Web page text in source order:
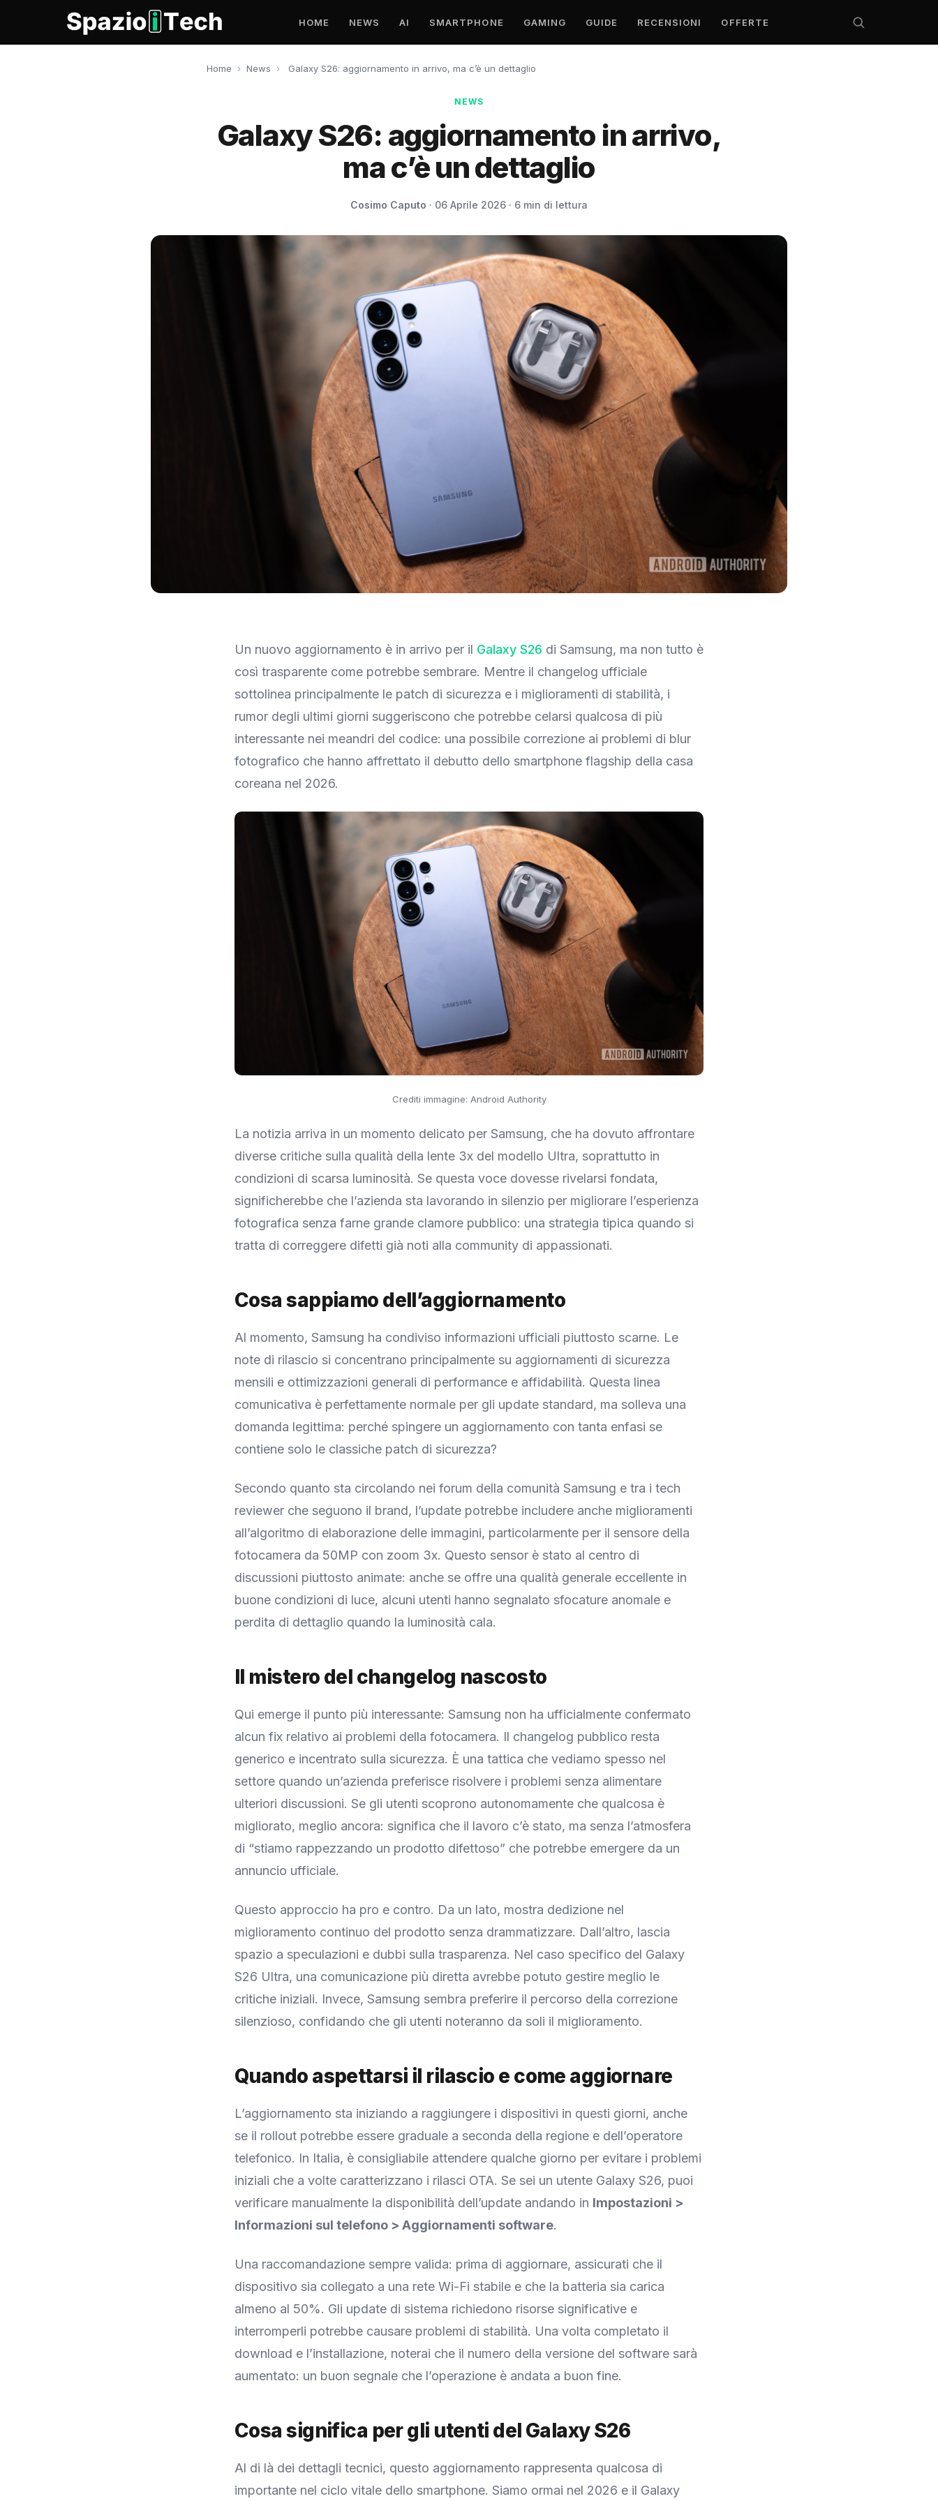
HOME NEWS AI SMARTPHONE GAMING GUIDE RECENSIONI OFFERTE
Home › News › Galaxy S26: aggiornamento in arrivo, ma c’è un dettaglio
NEWS
Galaxy S26: aggiornamento in arrivo,
ma c’è un dettaglio
Cosimo Caputo · 06 Aprile 2026 · 6 min di lettura
Un nuovo aggiornamento è in arrivo per il Galaxy S26 di Samsung, ma non tutto è
così trasparente come potrebbe sembrare. Mentre il changelog ufficiale
sottolinea principalmente le patch di sicurezza e i miglioramenti di stabilità, i
rumor degli ultimi giorni suggeriscono che potrebbe celarsi qualcosa di più
interessante nei meandri del codice: una possibile correzione ai problemi di blur
fotografico che hanno affrettato il debutto dello smartphone flagship della casa
coreana nel 2026.
Crediti immagine: Android Authority
La notizia arriva in un momento delicato per Samsung, che ha dovuto affrontare
diverse critiche sulla qualità della lente 3x del modello Ultra, soprattutto in
condizioni di scarsa luminosità. Se questa voce dovesse rivelarsi fondata,
significherebbe che l’azienda sta lavorando in silenzio per migliorare l’esperienza
fotografica senza farne grande clamore pubblico: una strategia tipica quando si
tratta di correggere difetti già noti alla community di appassionati.
Cosa sappiamo dell’aggiornamento
Al momento, Samsung ha condiviso informazioni ufficiali piuttosto scarne. Le
note di rilascio si concentrano principalmente su aggiornamenti di sicurezza
mensili e ottimizzazioni generali di performance e affidabilità. Questa linea
comunicativa è perfettamente normale per gli update standard, ma solleva una
domanda legittima: perché spingere un aggiornamento con tanta enfasi se
contiene solo le classiche patch di sicurezza?
Secondo quanto sta circolando nei forum della comunità Samsung e tra i tech
reviewer che seguono il brand, l’update potrebbe includere anche miglioramenti
all’algoritmo di elaborazione delle immagini, particolarmente per il sensore della
fotocamera da 50MP con zoom 3x. Questo sensor è stato al centro di
discussioni piuttosto animate: anche se offre una qualità generale eccellente in
buone condizioni di luce, alcuni utenti hanno segnalato sfocature anomale e
perdita di dettaglio quando la luminosità cala.
Il mistero del changelog nascosto
Qui emerge il punto più interessante: Samsung non ha ufficialmente confermato
alcun fix relativo ai problemi della fotocamera. Il changelog pubblico resta
generico e incentrato sulla sicurezza. È una tattica che vediamo spesso nel
settore quando un’azienda preferisce risolvere i problemi senza alimentare
ulteriori discussioni. Se gli utenti scoprono autonomamente che qualcosa è
migliorato, meglio ancora: significa che il lavoro c’è stato, ma senza l’atmosfera
di “stiamo rappezzando un prodotto difettoso” che potrebbe emergere da un
annuncio ufficiale.
Questo approccio ha pro e contro. Da un lato, mostra dedizione nel
miglioramento continuo del prodotto senza drammatizzare. Dall’altro, lascia
spazio a speculazioni e dubbi sulla trasparenza. Nel caso specifico del Galaxy
S26 Ultra, una comunicazione più diretta avrebbe potuto gestire meglio le
critiche iniziali. Invece, Samsung sembra preferire il percorso della correzione
silenzioso, confidando che gli utenti noteranno da soli il miglioramento.
Quando aspettarsi il rilascio e come aggiornare
L’aggiornamento sta iniziando a raggiungere i dispositivi in questi giorni, anche
se il rollout potrebbe essere graduale a seconda della regione e dell’operatore
telefonico. In Italia, è consigliabile attendere qualche giorno per evitare i problemi
iniziali che a volte caratterizzano i rilasci OTA. Se sei un utente Galaxy S26, puoi
verificare manualmente la disponibilità dell’update andando in Impostazioni >
Informazioni sul telefono > Aggiornamenti software.
Una raccomandazione sempre valida: prima di aggiornare, assicurati che il
dispositivo sia collegato a una rete Wi-Fi stabile e che la batteria sia carica
almeno al 50%. Gli update di sistema richiedono risorse significative e
interromperli potrebbe causare problemi di stabilità. Una volta completato il
download e l’installazione, noterai che il numero della versione del software sarà
aumentato: un buon segnale che l’operazione è andata a buon fine.
Cosa significa per gli utenti del Galaxy S26
Al di là dei dettagli tecnici, questo aggiornamento rappresenta qualcosa di
importante nel ciclo vitale dello smartphone. Siamo ormai nel 2026 e il Galaxy